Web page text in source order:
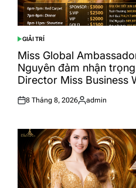
POSTED
IN
GIẢI TRÍ
Miss Global
Nguyên đảm nhận
Director Miss Business
Posted
8 Tháng 8, 2026
Posted
admin